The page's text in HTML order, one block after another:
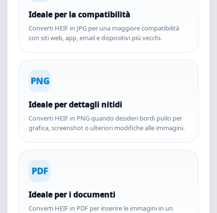
Ideale per la compatibilità
Converti HEIF in JPG per una maggiore compatibilità
con siti web, app, email e dispositivi più vecchi.
PNG
Ideale per dettagli nitidi
Converti HEIF in PNG quando desideri bordi puliti per
grafica, screenshot o ulteriori modifiche alle immagini.
PDF
Ideale per i documenti
Converti HEIF in PDF per inserire le immagini in un